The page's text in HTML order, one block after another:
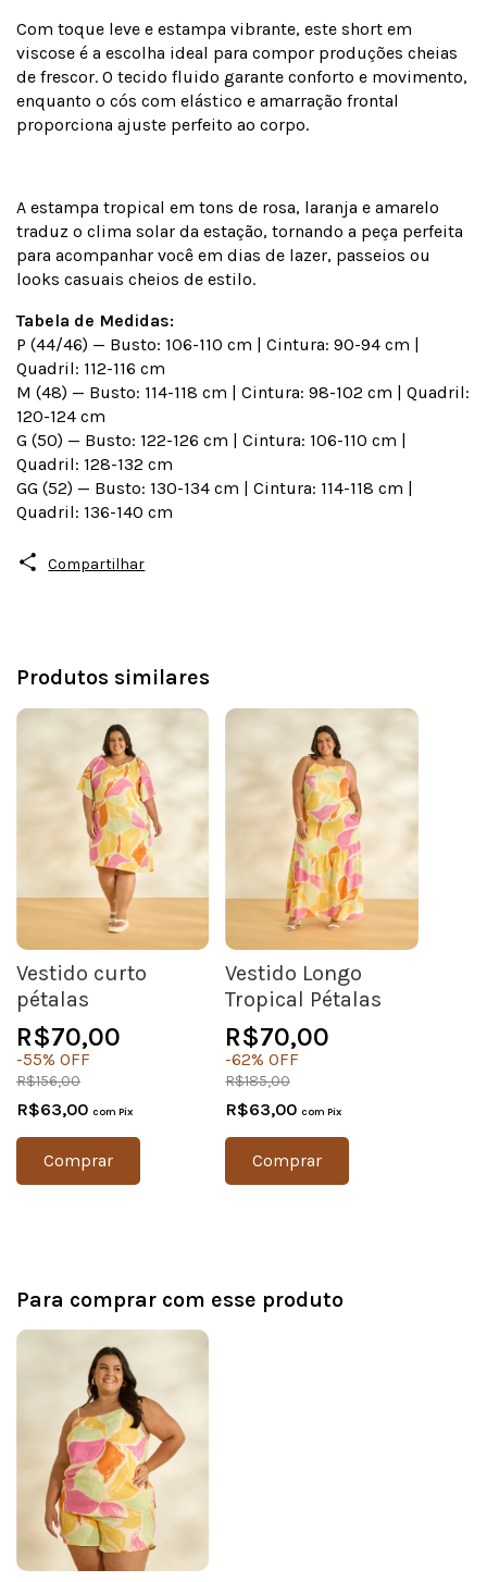
Com toque leve e estampa vibrante, este short em
viscose é a escolha ideal para compor produções cheias
de frescor. O tecido fluido garante conforto e movimento,
enquanto o cós com elástico e amarração frontal
proporciona ajuste perfeito ao corpo.
A estampa tropical em tons de rosa, laranja e amarelo
traduz o clima solar da estação, tornando a peça perfeita
para acompanhar você em dias de lazer, passeios ou
looks casuais cheios de estilo.
Tabela de Medidas:
P (44/46) — Busto: 106-110 cm | Cintura: 90-94 cm |
Quadril: 112-116 cm
M (48) — Busto: 114-118 cm | Cintura: 98-102 cm | Quadril:
120-124 cm
G (50) — Busto: 122-126 cm | Cintura: 106-110 cm |
Quadril: 128-132 cm
GG (52) — Busto: 130-134 cm | Cintura: 114-118 cm |
Quadril: 136-140 cm
Compartilhar
Produtos similares
Vestido curto
pétalas
R$70,00
-55% OFF
R$156,00
R$63,00 com Pix
Comprar
Vestido Longo
Tropical Pétalas
R$70,00
-62%OFF
R$185,00
R$63,00com Pix
Comprar
Para comprar com esse produto